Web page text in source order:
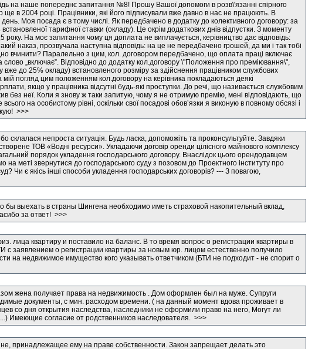
на наше попереднє запитання №8! Прошу Вашої допомоги в розв\'язанні спірного
в 2004 році. Працівники, які його підписували вже давно в нас не працюють. В
Моя посада є в тому числі. Як передбачено в додатку до колективного договору: за
тарифної ставки (окладу). Це окрім додаткових днів відпустки. З моменту
На моє запитання чому ця доплата не виплачується, керівництво дає відповідь:
наказ, прозвучала наступна відповідь: на це не передбачено грошей, да ми і так тобі
вчинити? Паралельно з цим, кол. договором передбачено, що оплата праці включає
„включає”. Відповідно до додатку кол.договору \"Положення про преміювання\",
до 25% окладу) встановленого розміру за здійснення працівником службових
мій погляд цим положенням кол.договору на керівника покладаються деякі
якщо у працівника відсутні будь-які проступки. До речі, що називається службовим
без неї. Коли я знову ж таки запитую, чому я не отримую премію, мені відповідають, що
на особистому рівні, оскільки свої посадові обов’язки я виконую в повному обсязі і
>>>
склалася непроста ситуація. Будь ласка, допоможіть та проконсультуйте. Завдяки
ТОВ «Водні ресурси». Укладаючи договір оренди цілісного майнового комплексу
порядок укладення господарського договору. Внаслідок цього орендодавцем
меті звернутися до господарського суду з позовом до Проектного інституту про
Чи є якісь інші способи укладення господарських договорів? --- З повагою,
бы выехать в страны Шингена необходимо иметь страховой накопительный вклад,
за ответ! >>>
лица квартиру и поставило на баланс. В то время вопрос о регистрации квартиры в
с заявлением о регистрации квартиры за новым юр. лицом естественно получило
на недвижимое имущество кого указывать ответчиком (БТИ не подходит - не спорит о
жена получает права на недвижимость . Дом оформлен был на муже. Супруги
документы, с мин. расходом времени. ( на данный момент вдова проживает в
со дня открытия наследства, наследники не оформили право на него, Могут ли
Имеющие согласие от родственников наследователя. >>>
принадлежащее ему на праве собственности. Закон запрещает делать это